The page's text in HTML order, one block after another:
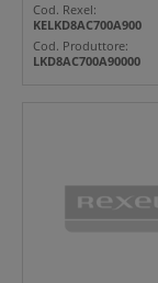
Cod. Rexel:
KELKD8AC700A900
Cod. Produttore:
LKD8AC700A90000